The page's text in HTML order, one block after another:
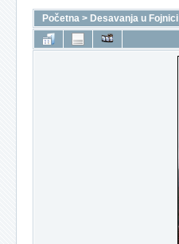
Početna > Desavanja u Fojnici